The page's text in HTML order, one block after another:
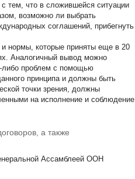
тем, что в сложившейся ситуации
возможно ли выбрать
соглашений, прибегнуть
нормы, которые приняты еще в 20
Аналогичный вывод можно
либо проблем с помощью
принципа и должны быть
точки зрения, должны
на исполнение и соблюдение
а также
Ассамблеей ООН